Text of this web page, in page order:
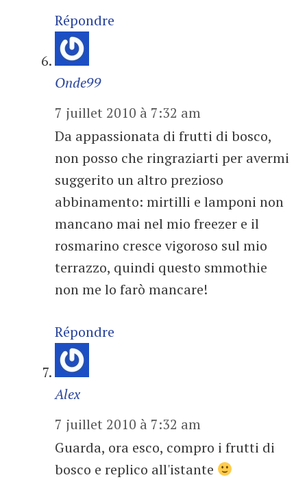
Répondre
Onde99
7 juillet 2010 à 7:32 am
Da appassionata di frutti di bosco,
non posso che ringraziarti per avermi
suggerito un altro prezioso
abbinamento: mirtilli e lamponi non
mancano mai nel mio freezer e il
rosmarino cresce vigoroso sul mio
terrazzo, quindi questo smmothie
non me lo farò mancare!
Répondre
Alex
7 juillet 2010 à 7:32 am
Guarda, ora esco, compro i frutti di
bosco e replico all'istante